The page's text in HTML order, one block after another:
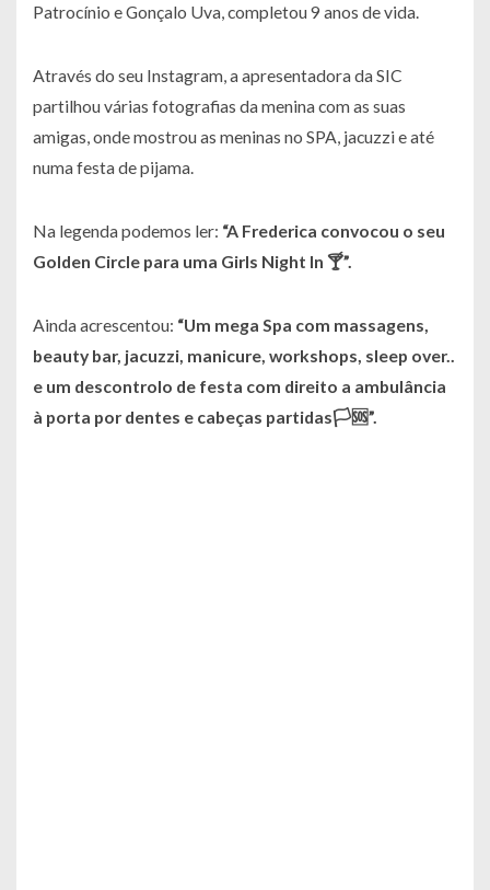
Patrocínio e Gonçalo Uva, completou 9 anos de vida.
Através do seu Instagram, a apresentadora da SIC
partilhou várias fotografias da menina com as suas
amigas, onde mostrou as meninas no SPA, jacuzzi e até
numa festa de pijama.
Na legenda podemos ler: “A Frederica convocou o seu
Golden Circle para uma Girls Night In 🍸”.
Ainda acrescentou: “Um mega Spa com massagens,
beauty bar, jacuzzi, manicure, workshops, sleep over..
e um descontrolo de festa com direito a ambulância
à porta por dentes e cabeças partidas🏳🆘️”.